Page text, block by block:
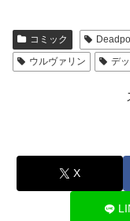
コミック
ウルヴァリン
デ
X